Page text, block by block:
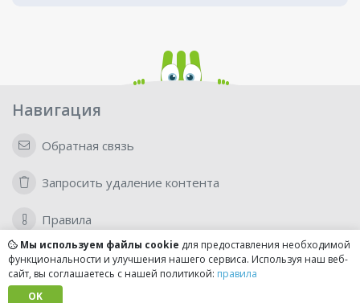
Навигация
Обратная связь
Запросить удаление контента
Правила
Для бизнеса
Для владельцев ресторанов
Мы используем файлы cookie для предоставления необходимой
функциональности и улучшения нашего сервиса. Используя наш веб-
сайт, вы соглашаетесь с нашей политикой: правила
OK